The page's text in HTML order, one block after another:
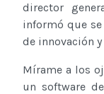
director
informó que
de innovación
Mírame a los
un software